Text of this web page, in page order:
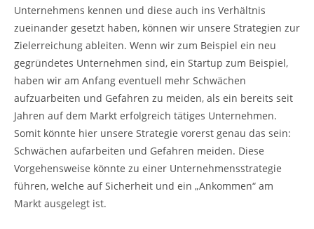
Unternehmens kennen und diese auch ins Verhältnis
zueinander gesetzt haben, können wir unsere Strategien zur
Zielerreichung ableiten. Wenn wir zum Beispiel ein neu
gegründetes Unternehmen sind, ein Startup zum Beispiel,
haben wir am Anfang eventuell mehr Schwächen
aufzuarbeiten und Gefahren zu meiden, als ein bereits seit
Jahren auf dem Markt erfolgreich tätiges Unternehmen.
Somit könnte hier unsere Strategie vorerst genau das sein:
Schwächen aufarbeiten und Gefahren meiden. Diese
Vorgehensweise könnte zu einer Unternehmensstrategie
führen, welche auf Sicherheit und ein „Ankommen“ am
Markt ausgelegt ist.